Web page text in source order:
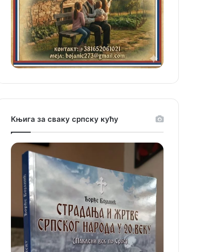
Књига за сваку српску кућу